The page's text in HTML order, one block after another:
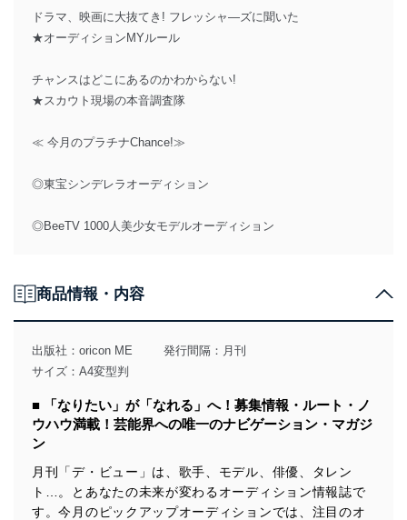
ドラマ、映画に大抜てき! フレッシャ―ズに聞いた
★オーディションMYルール
チャンスはどこにあるのかわからない!
★スカウト現場の本音調査隊
≪ 今月のプラチナChance!≫
◎東宝シンデレラオーディション
◎BeeTV 1000人美少女モデルオーディション
商品情報・内容
出版社： oricon ME
発行間隔：月刊
サイズ：A4変型判
■ 「なりたい」が「なれる」へ！募集情報・ルート・ノ
ウハウ満載！芸能界への唯一のナビゲーション・マガジ
ン
月刊「デ・ビュー」は、歌手、モデル、俳優、タレン
ト…。とあなたの未来が変わるオーディション情報誌で
す。今月のピックアップオーディションでは、注目のオ